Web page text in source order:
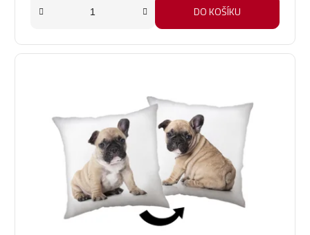
DO KOŠÍKU